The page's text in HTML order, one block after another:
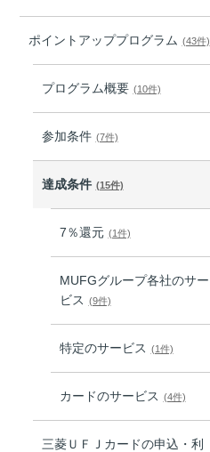
ポイントアッププログラム (43件)
プログラム概要 (10件)
参加条件 (7件)
達成条件 (15件)
7％還元 (1件)
MUFGグループ各社のサー
ビス (9件)
特定のサービス (1件)
カードのサービス (4件)
三菱ＵＦＪカードの申込・利